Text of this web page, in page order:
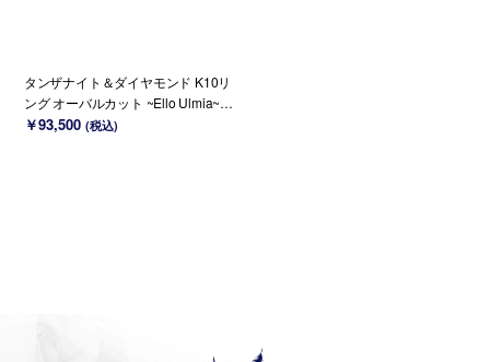
タンザナイト＆ダイヤモンド K10リ
ング オーバルカット ~Ello Ulmia~ 1
2月誕生石(K18/PT変更可能)
￥93,500 (税込)